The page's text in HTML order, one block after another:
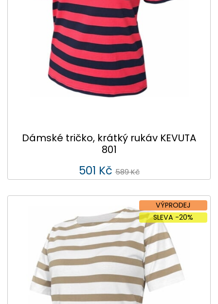
Dámské tričko, krátký rukáv KEVUTA
801
501 Kč 589 Kč
VÝPRODEJ
SLEVA -20%